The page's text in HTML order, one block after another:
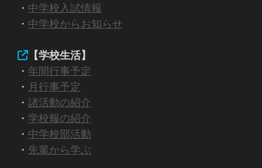
・ 中学校入試情報
・ 中学校からお知らせ
【学校生活】
・ 年間行事予定
・ 月行事予定
・ 諸活動の紹介
・ 学校報の紹介
・ 中学校部活動
・ 先輩から学ぶ